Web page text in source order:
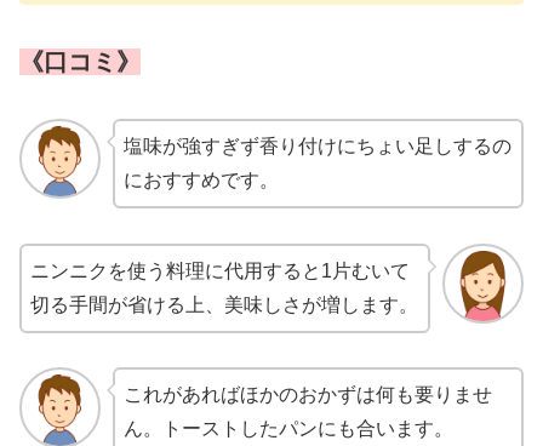
《口コミ》
塩味が強すぎず香り付けにちょい足しするの
におすすめです。
ニンニクを使う料理に代用すると1片むいて
切る手間が省ける上、美味しさが増します。
これがあればほかのおかずは何も要りませ
ん。トーストしたパンにも合います。